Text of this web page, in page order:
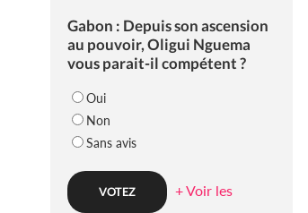
Gabon : Depuis son ascension
au pouvoir, Oligui Nguema
vous parait-il compétent ?
Oui
Non
Sans avis
+ Voir les